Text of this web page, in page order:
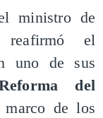
ministro de
el
uno de sus
del
de los